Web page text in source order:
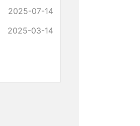
2025-07-14
2025-03-14